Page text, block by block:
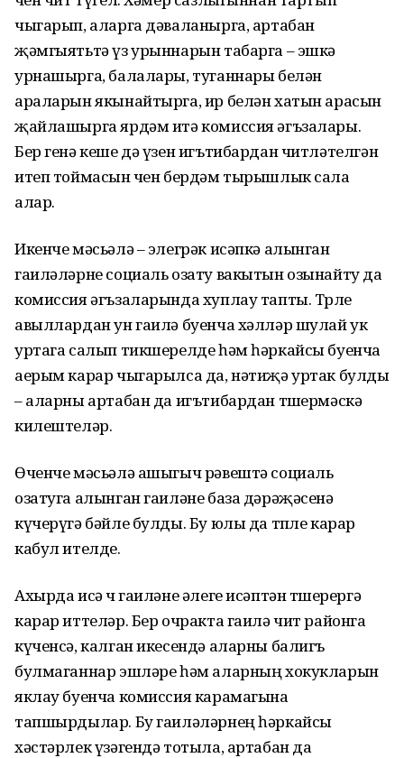
чыгарып, аларга дәваланырга, артабан
җәмгыятьтә үз урыннарын табарга – эшкә
урнашырга, балалары, туганнары белән
араларын якынайтырга, ир белән хатын арасын
җайлашырга ярдәм итә комиссия әгъзалары.
Бер генә кеше дә үзен игътибардан читләтелгән
итеп тоймасын өчен бердәм тырышлык сала
алар.
Икенче мәсьәлә – элегрәк исәпкә алынган
гаиләләрне социаль озату вакытын озынайту да
комиссия әгъзаларында хуплау тапты. Төрле
авыллардан ун гаилә буенча хәлләр шулай ук
уртага салып тикшерелде һәм һәркайсы буенча
аерым карар чыгарылса да, нәтиҗә уртак булды
– аларны артабан да игътибардан төшермәскә
килештеләр.
Өченче мәсьәлә ашыгыч рәвештә социаль
озатуга алынган гаиләне база дәрәҗәсенә
күчерүгә бәйле булды. Бу юлы да төпле карар
кабул ителде.
Ахырда исә өч гаиләне әлеге исәптән төшерергә
карар иттеләр. Бер очракта гаилә чит районга
күченсә, калган икесендә аларны балигъ
булмаганнар эшләре һәм аларның хокукларын
яклау буенча комиссия карамагына
тапшырдылар. Бу гаиләләрнең һәркайсы
хәстәрлек үзәгендә тотыла, артабан да